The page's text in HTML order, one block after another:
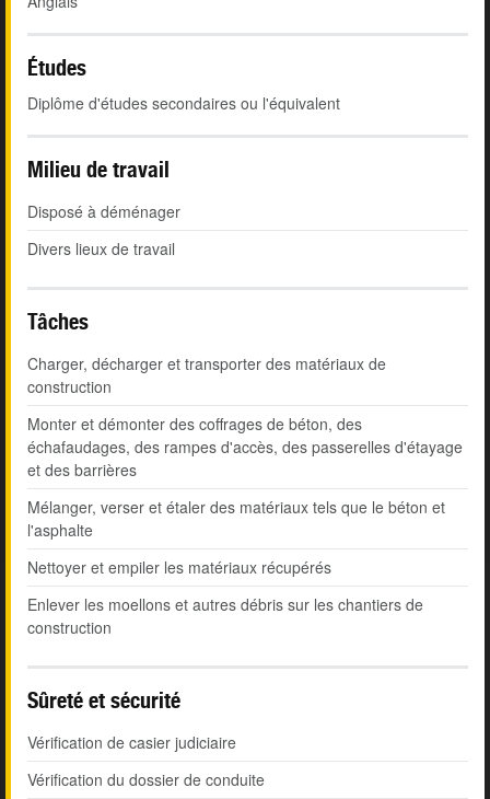
Études
Diplôme d'études secondaires ou l'équivalent
Milieu de travail
Disposé à déménager
Divers lieux de travail
Tâches
Charger, décharger et transporter des matériaux de
construction
Monter et démonter des coffrages de béton, des
échafaudages, des rampes d'accès, des passerelles d'étayage
et des barrières
Mélanger, verser et étaler des matériaux tels que le béton et
l'asphalte
Nettoyer et empiler les matériaux récupérés
Enlever les moellons et autres débris sur les chantiers de
construction
Sûreté et sécurité
Vérification de casier judiciaire
Vérification du dossier de conduite